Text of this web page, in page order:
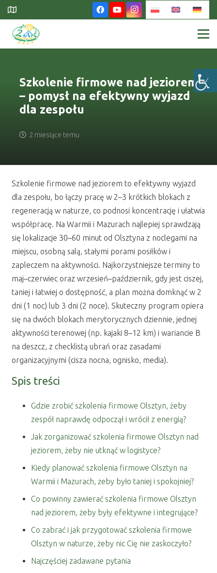
Szkolenie firmowe nad jeziorem
– pomysł na efektywny wyjazd
dla zespołu
2 miesiące temu
Szkolenie firmowe nad jeziorem to efektywny wyjazd
dla zespołu, bo łączy pracę w 2–3 krótkich blokach z
regeneracją w naturze, co podnosi koncentrację i ułatwia
współpracę. Na Warmii i Mazurach najlepiej sprawdzają
się lokalizacje 30–60 minut od Olsztyna z noclegami na
miejscu, osobną salą, stałymi porami posiłków i
zapleczem na aktywności. Najkorzystniejsze terminy to
maj–czerwiec oraz wrzesień–październik, gdy jest ciszej,
taniej i łatwiej o dostępność, a plan można domknąć w 2
dni (1 noc) lub 3 dni (2 noce). Skuteczny program opiera
się na dwóch blokach merytorycznych dziennie, jednej
aktywności terenowej (np. kajaki 8–12 km) i wariancie B
na deszcz, z checklistą ubrań oraz zasadami
organizacyjnymi (cisza nocna, ognisko, media).
Spis treści
Gdzie zrobić szkolenia firmowe Olsztyn, żeby
zespół naprawdę odpoczął i wrócił z energią?
Jak zorganizować szkolenia firmowe Olsztyn nad
jeziorem, żeby nie utknąć w logistyce?
Kiedy planować szkolenia firmowe Olsztyn na
Warmii i Mazurach, żeby było taniej i spokojniej?
Co powinny zawierać szkolenia firmowe Olsztyn
nad jeziorem, żeby były efektywne i integrujące?
Co zabrać i jak przygotować szkolenia firmowe
Olsztyn w naturze, żeby nic Cię nie zaskoczyło?
Najczęściej zadawane pytania